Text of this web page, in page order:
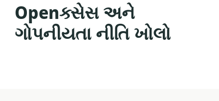
Openક્સેસ અને
ગોપનીયતા નીતિ ખોલો